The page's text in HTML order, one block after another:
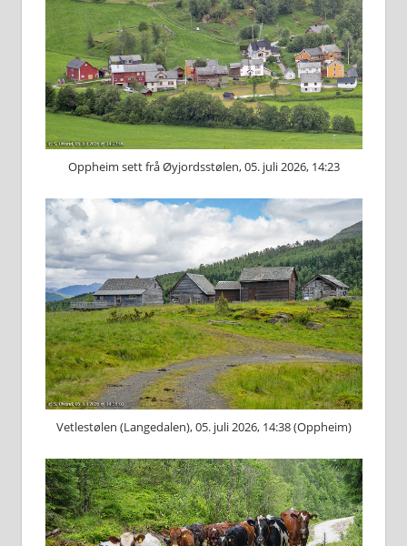
Oppheim sett frå Øyjordsstølen, 05. juli 2026, 14:23
Vetlestølen (Langedalen), 05. juli 2026, 14:38 (Oppheim)